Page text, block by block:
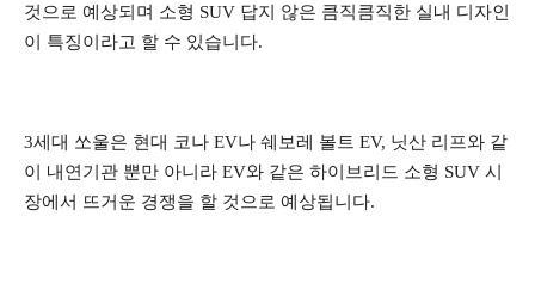
것으로 예상되며 소형 SUV 답지 않은 큼직큼직한 실내 디자인
이 특징이라고 할 수 있습니다.
3세대 쏘울은 현대 코나 EV나 쉐보레 볼트 EV, 닛산 리프와 같
이 내연기관 뿐만 아니라 EV와 같은 하이브리드 소형 SUV 시
장에서 뜨거운 경쟁을 할 것으로 예상됩니다.